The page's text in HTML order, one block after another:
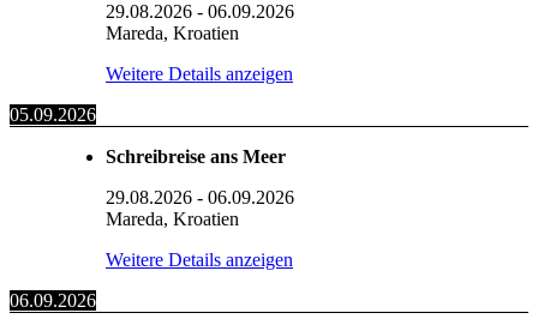
29.08.2026 - 06.09.2026
Mareda, Kroatien
Weitere Details anzeigen
05.09.2026
Schreibreise ans Meer
29.08.2026 - 06.09.2026
Mareda, Kroatien
Weitere Details anzeigen
06.09.2026